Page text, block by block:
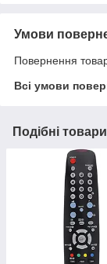
Умови
Повернення
Всі умови
Подібні